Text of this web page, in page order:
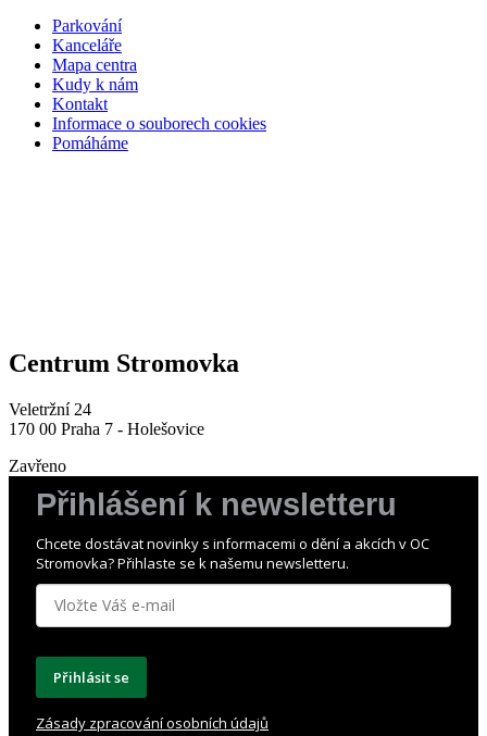
Parkování
Kanceláře
Mapa centra
Kudy k nám
Kontakt
Informace o souborech cookies
Pomáháme
Centrum Stromovka
Veletržní 24
170 00 Praha 7 - Holešovice
Zavřeno
Přihlášení k newsletteru
Chcete dostávat novinky s informacemi o dění a akcích v OC
Stromovka? Přihlaste se k našemu newsletteru.
Přihlásit se
Zásady zpracování osobních údajů